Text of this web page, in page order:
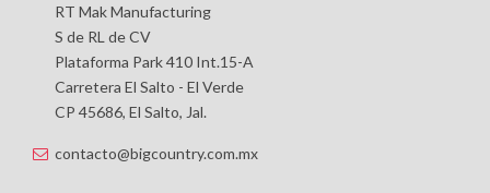
RT Mak Manufacturing
S de RL de CV
Plataforma Park 410 Int.15-A
Carretera El Salto - El Verde
CP 45686, El Salto, Jal.
contacto@bigcountry.com.mx